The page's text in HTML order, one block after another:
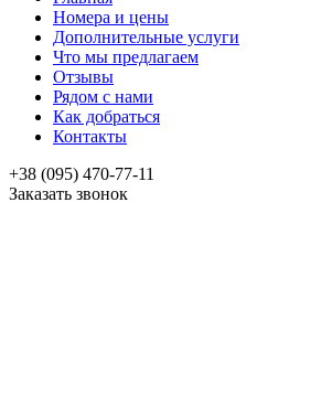
Номера и цены
Дополнительные услуги
Что мы предлагаем
Отзывы
Рядом с нами
Как добраться
Контакты
+38 (095) 470-77-11
Заказать звонок